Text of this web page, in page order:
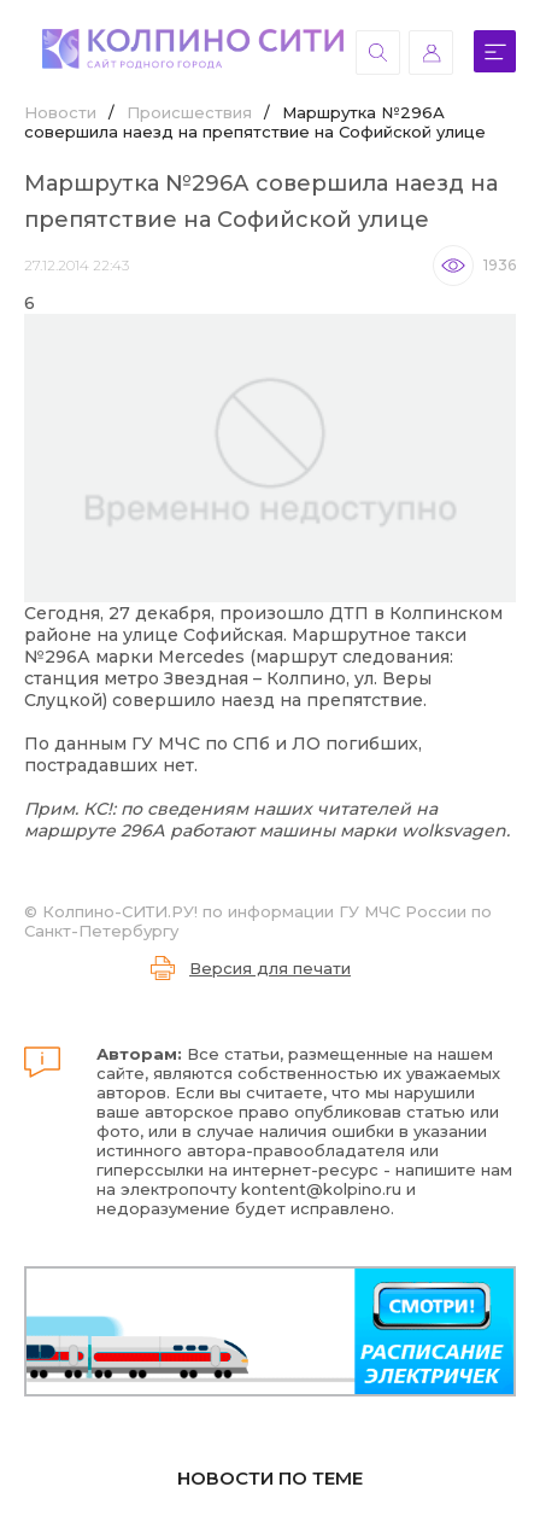
Новости / Происшествия /
Маршрутка №296А
совершила наезд на препятствие на Софийской улице
Маршрутка №296А совершила наезд на
препятствие на Софийской улице
27.12.2014 22:43 1936
6
Сегодня, 27 декабря, произошло ДТП в Колпинском
районе на улице Софийская. Маршрутное такси
№296А марки Mercedes (маршрут следования:
станция метро Звездная – Колпино, ул. Веры
Слуцкой) совершило наезд на препятствие.
По данным ГУ МЧС по СПб и ЛО погибших,
пострадавших нет.
Прим. КС!: по сведениям наших читателей на
маршруте 296А работают машины марки wolksvagen.
© Колпино-СИТИ.РУ! по информации ГУ МЧС России по
Санкт-Петербургу
Версия для печати
Авторам: Все статьи, размещенные на нашем
сайте, являются собственностью их уважаемых
авторов. Если вы считаете, что мы нарушили
ваше авторское право опубликовав статью или
фото, или в случае наличия ошибки в указании
истинного автора-правообладателя или
гиперссылки на интернет-ресурс - напишите нам
на электропочтуkontent@kolpino.ru и
недоразумение будет исправлено.
НОВОСТИ ПО ТЕМЕ